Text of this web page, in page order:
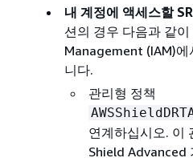
내 계정에 액세스할
션의 경우 다음과 같
Management (IAM)
니다.
관리형 정책
연계하십시오. 이
Shield Advanced